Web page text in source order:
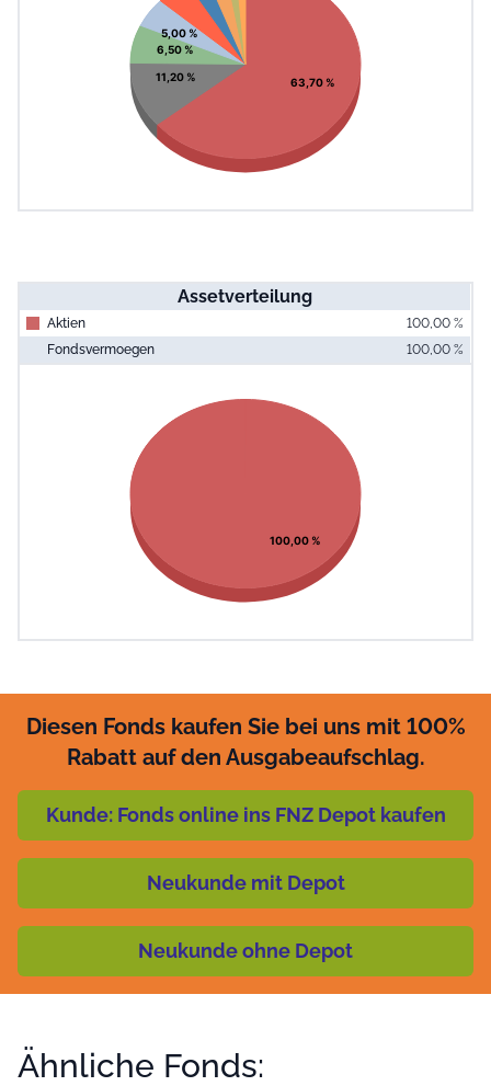
63,70 %
11,20 %
6,50 %
5,00 %
Assetverteilung
Aktien
100,00 %
Fondsvermoegen
100,00 %
Pie chart with 1 slice.
View as data table, Chart
100,00 %
Diesen Fonds kaufen Sie bei uns mit 100%
Rabatt auf den Ausgabeaufschlag.
Kunde: Fonds online ins FNZ Depot kaufen
Neukunde mit Depot
Neukunde ohne Depot
Ähnliche Fonds: